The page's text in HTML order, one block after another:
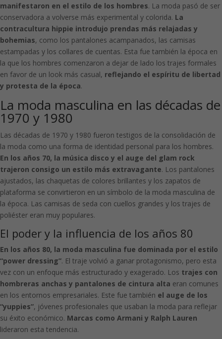
manifestaron en el estilo de los hombres. La moda pasó de ser
conservadora a volverse más experimental y colorida. La
contracultura hippie introdujo prendas más relajadas y
bohemias, como los pantalones acampanados, las camisas
estampadas y los collares de cuentas. Esta fue también la época en
la que los hombres comenzaron a dejar de lado los trajes formales
en favor de un look más casual, reflejando el espíritu de libertad
y protesta de la época.
La moda masculina en las décadas de
1970 y 1980
Las décadas de 1970 y 1980 fueron testigos de la consolidación de
la moda como una forma de identidad personal para los hombres.
En los años 70, la música disco y el auge del glam rock
trajeron consigo un estilo más extravagante. Los pantalones
ajustados, las chaquetas de colores brillantes y los zapatos de
plataforma se convirtieron en un símbolo de la moda masculina de
la época. Las camisas de seda con cuellos grandes y los trajes de
poliéster eran muy populares.
El poder y la influencia de los años 80
En los años 80, la moda masculina fue dominada por el estilo
“power dressing”. El traje volvió a ganar protagonismo, pero esta
vez con un enfoque más estructurado y exagerado. Los trajes con
hombreras anchas y pantalones de cintura alta eran comunes
en los entornos empresariales. Este fue también el auge de los
“yuppies”, jóvenes profesionales que usaban la moda para reflejar
su éxito económico. Marcas como Armani y Ralph Lauren
lideraron esta tendencia.